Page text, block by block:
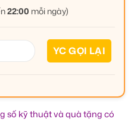
22:00 mỗi ngày)
số kỹ thuật và quà tặng có